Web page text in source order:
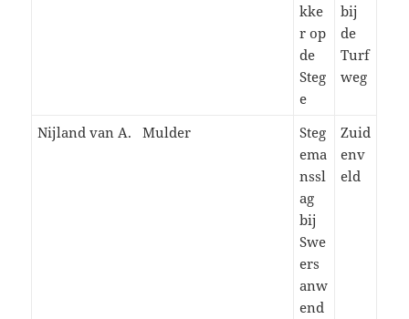
kke
r op
de
Steg
e
bij
de
Turf
weg
Nijland van A. Mulder
Steg
ema
nssl
ag
bij
Swe
ers
anw
end
Zuid
env
eld